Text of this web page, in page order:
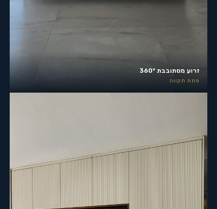
זרוע מסתובבת 360°
פתח תקווה